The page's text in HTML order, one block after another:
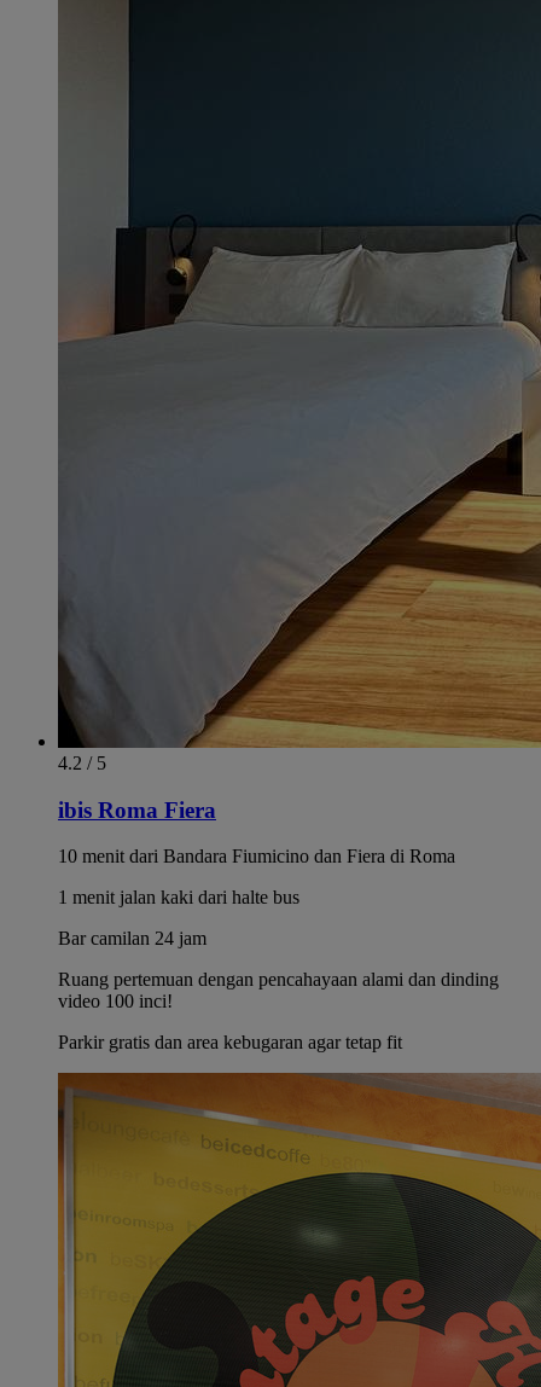
4.2 / 5
ibis Roma Fiera
10 menit dari Bandara Fiumicino dan Fiera di Roma
1 menit jalan kaki dari halte bus
Bar camilan 24 jam
Ruang pertemuan dengan pencahayaan alami dan dinding
video 100 inci!
Parkir gratis dan area kebugaran agar tetap fit